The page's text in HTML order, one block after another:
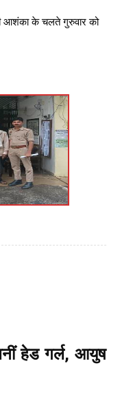
आशंका के चलते गुरुवार को
हेड गर्ल, आयुष